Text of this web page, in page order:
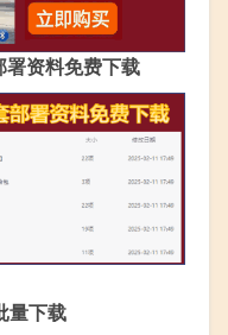
资料免费下载
量下载